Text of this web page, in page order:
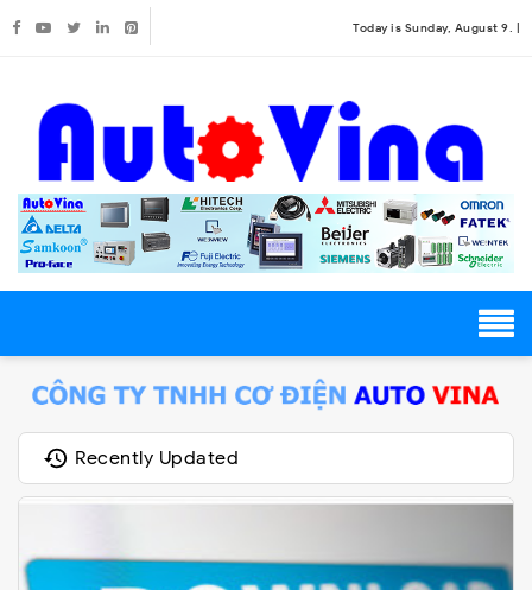
Today is Sunday, August 9. |
Recently Updated